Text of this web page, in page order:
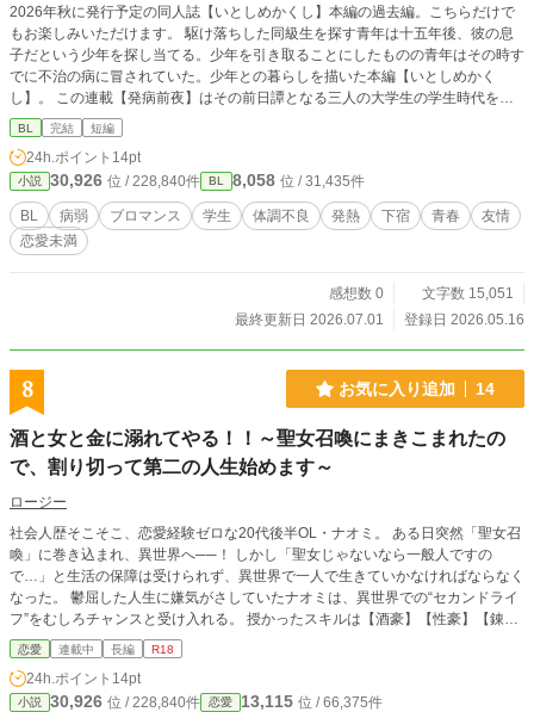
2026年秋に発行予定の同人誌【いとしめかくし】本編の過去編。こちらだけで
もお楽しみいただけます。 駆け落ちした同級生を探す青年は十五年後、彼の息
子だという少年を探し当てる。少年を引き取ることにしたものの青年はその時す
でに不治の病に冒されていた。少年との暮らしを描いた本編【いとしめかく
し】。 この連載【発病前夜】はその前日譚となる三人の大学生の学生時代を描
BL 完結 短編
24h.ポイント 14pt
小説 30,926 位 / 228,840件 BL 8,058 位 / 31,435件
BL 病弱 ブロマンス 学生 体調不良 発熱 下宿 青春
友情
恋愛未満
感想数 0
文字数 15,051
最終更新日 2026.07.01
登録日 2026.05.16
8 お気に入り追加 14
酒と女と金に溺れてやる！！～聖女召喚にまきこまれたの
で、割り切って第二の人生始めます～
ロージー
社会人歴そこそこ、恋愛経験ゼロな20代後半OL・ナオミ。 ある日突然「聖女召
喚」に巻き込まれ、異世界へ──！ しかし「聖女じゃないなら一般人ですの
で…」と生活の保障は受けられず、異世界で一人で生きていかなければならなく
なった。 鬱屈した人生に嫌気がさしていたナオミは、異世界での“セカンドライ
フ”をむしろチャンスと受け入れる。 授かったスキルは【酒豪】【性豪】【錬金
術】──つまり、酒と女と金のチカラ！ セックスも仕事も生き方も、自分の意志
で選ぶ。 エンパワメント系異世界ライフ！ ※見切り発車/不定期更新 ※女主人公
で、相手は男女ケモ問わず出す予定です。 ※R18はタイトルに☆つけます。
恋愛 連載中 長編 R18
24h.ポイント 14pt
小説 30,926 位 / 228,840件 恋愛 13,115 位 / 66,375件